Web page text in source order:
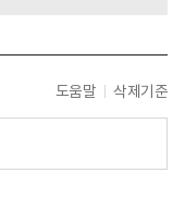
도움말 삭제기준